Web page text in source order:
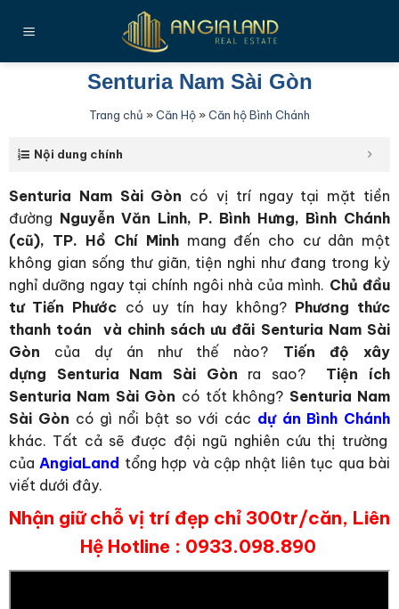
qua
Senturia Nam Sài Gòn
Trang chủ »Căn Hộ»Căn hộ Bình Chánh
Nội dung chính
Senturia Nam Sài Gòn có vị tríngay tại mặt tiền
đường Nguyễn Văn Linh, P. Bình Hưng, Bình Chánh
(cũ), TP. Hồ Chí Minh mang đến cho cư dân một
không gian sống thư giãn, tiện nghi như đang trong kỳ
nghỉ dưỡng ngay tại chính ngôi nhà của mình. Chủ đầu
tư Tiến Phước có uy tín hay không? Phương thức
thanh toán và chinh sách ưu đãi Senturia Nam Sài
Gòn của dự án như thế nào? Tiến độ xây
dựng
Senturia Nam Sài Gòn ra sao? Tiện ích
Senturia Nam Sài Gòn có tốt không? Senturia Nam
Sài Gòn có gì nổi bật so với các dự án Bình Chánh
khác. Tất cả sẽ được đội ngũ nghiên cứu thị trường
củaAngiaLand tổng hợp và cập nhật liên tục qua bài
viết dưới đây.
Nhận giữ chỗ vị trí đẹp chỉ 300tr/căn, Liên
Hệ Hotline : 0933.098.890